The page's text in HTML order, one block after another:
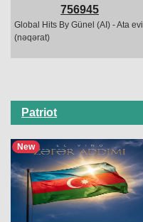
756945
Global Hits By Günel (AI) - Ata evi
(nəqərat)
Patriot
New